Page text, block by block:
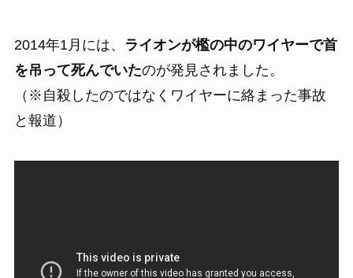
2014年1月には、
ライオンが檻の中のワイヤーで首
を吊って死んでいたのが発見されました。
（※自殺したのではなくワイヤーに絡まった事故
と報道）